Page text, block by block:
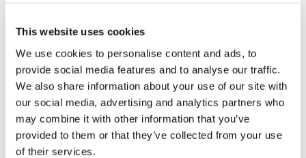
This website uses cookies
We use cookies to personalise content and ads, to
provide social media features and to analyse our traffic.
We also share information about your use of our site with
our social media, advertising and analytics partners who
may combine it with other information that you’ve
provided to them or that they’ve collected from your use
of their services.
點1分1秒發射KAIROS火箭一號，後更改到當天上午11點17分
12秒。然而，因有船隻停泊在為確保安全而設定的「海上警戒
區域」內，所以延期了。
之後，SPACE ONE株式會社宣布延期的發射日期為2024年3月
13日(星期三)上午11點1分12秒。雖然從Spaceport紀伊發射了
KAIROS火箭一號，但發射後立即採取了中斷飛行的措施。目